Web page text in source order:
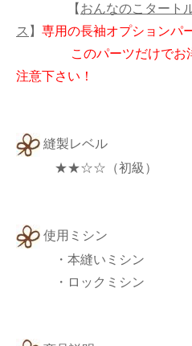
【 おんなのこタート
ス 】 専用の長袖オプションパ
このパーツだけでお洋
注意下さい！
縫製レベル
★★☆☆（初級）
使用ミシン
・本縫いミシン
・ロックミシン